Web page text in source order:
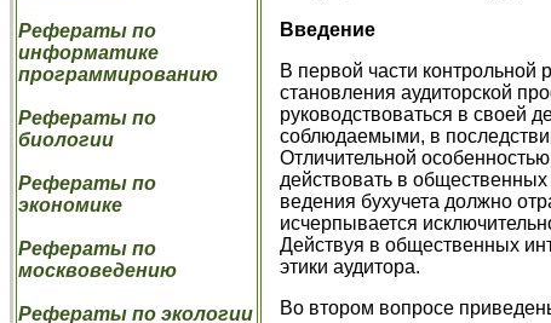
Рефераты по
информатике
программированию
Рефераты по
биологии
Рефераты по
экономике
Рефераты по
москвоведению
Рефераты по экологии
Введение
В первой части контрольной
становления аудиторской
руководствоваться в своей
соблюдаемыми, в
Отличительной
действовать в общественных
ведения бухучета должно
исчерпывается
Действуя в общественных
этики аудитора.
Во втором вопросе